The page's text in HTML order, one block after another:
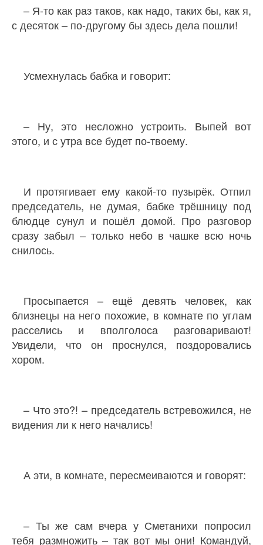
– Я-то как раз таков, как надо, таких бы, как я,
с десяток – по-другому бы здесь дела пошли!
Усмехнулась бабка и говорит:
– Ну, это несложно устроить. Выпей вот
этого, и с утра все будет по-твоему.
И протягивает ему какой-то пузырёк. Отпил
председатель, не думая, бабке трёшницу под
блюдце сунул и пошёл домой. Про разговор
сразу забыл – только небо в чашке всю ночь
снилось.
Просыпается – ещё девять человек, как
близнецы на него похожие, в комнате по углам
расселись и вполголоса разговаривают!
Увидели, что он проснулся, поздоровались
хором.
– Что это?! – председатель встревожился, не
видения ли к него начались!
А эти, в комнате, пересмеиваются и говорят:
– Ты же сам вчера у Сметанихи попросил
тебя размножить – так вот мы они! Командуй,